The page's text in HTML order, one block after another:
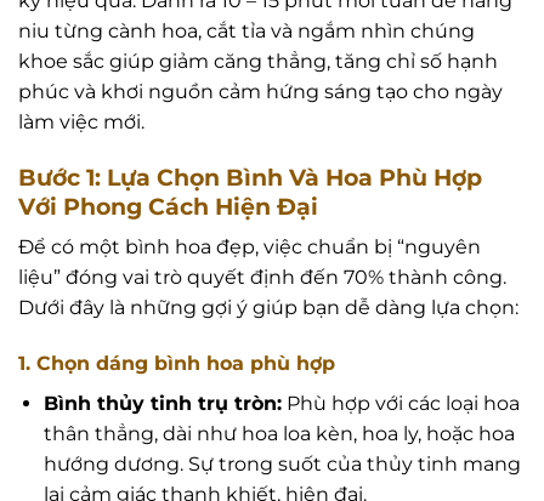
niu từng cành hoa, cắt tỉa và ngắm nhìn chúng
khoe sắc giúp giảm căng thẳng, tăng chỉ số hạnh
phúc và khơi nguồn cảm hứng sáng tạo cho ngày
làm việc mới.
Bước 1: Lựa Chọn Bình Và Hoa Phù Hợp
Với Phong Cách Hiện Đại
Để có một bình hoa đẹp, việc chuẩn bị “nguyên
liệu” đóng vai trò quyết định đến 70% thành công.
Dưới đây là những gợi ý giúp bạn dễ dàng lựa chọn:
1. Chọn dáng bình hoa phù hợp
Bình thủy tinh trụ tròn:Phù hợp với các loại hoa
thân thẳng, dài như hoa loa kèn, hoa ly, hoặc hoa
hướng dương. Sự trong suốt của thủy tinh mang
lại cảm giác thanh khiết, hiện đại.